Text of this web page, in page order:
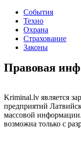
События
Техно
Охрана
Страхование
Законы
Правовая
Kriminal.lv является
предприятий
массовой
возможна только с